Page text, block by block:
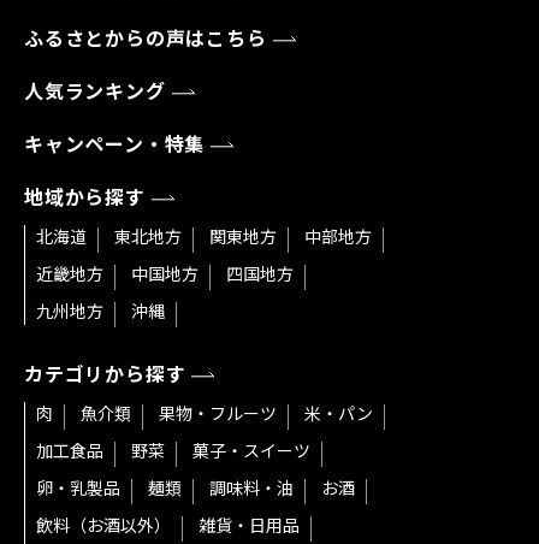
ふるさとからの声はこちら
人気ランキング
キャンペーン・特集
地域から探す
北海道 東北地方 関東地方
中部地方
近畿地方
中国地方
四国地方
九州地方
沖縄
カテゴリから探す
肉 魚介類 果物・フルーツ
米・パン
加工食品
野菜
菓子・スイーツ
卵・乳製品
麺類 調味料・油
お酒
飲料（お酒以外）
雑貨・日用品